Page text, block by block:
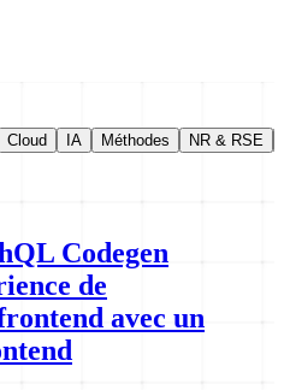
Cloud IA Méthodes NR & RSE
Codegen
de
avec un